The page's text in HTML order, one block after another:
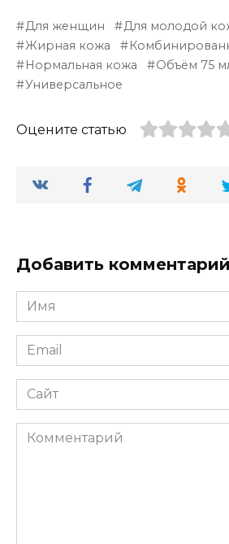
Для женщин
Для молодой
Жирная кожа
Нормальная кожа
Объём 75
Универсальное
Оцените статью
Добавить комментарий
Имя
*
Email
*
Сайт
Комментарий